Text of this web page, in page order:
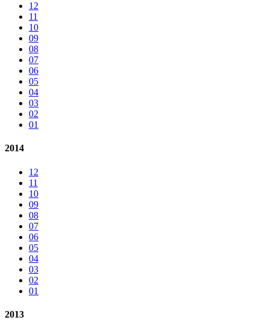
12
11
10
09
08
07
06
05
04
03
02
01
2014
12
11
10
09
08
07
06
05
04
03
02
01
2013